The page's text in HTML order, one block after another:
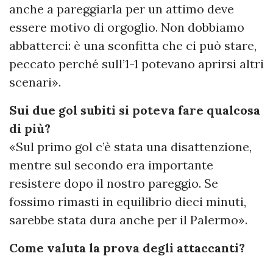
anche a pareggiarla per un attimo deve
essere motivo di orgoglio. Non dobbiamo
abbatterci: è una sconfitta che ci può stare,
peccato perché sull’1-1 potevano aprirsi altri
scenari».
Sui due gol subiti si poteva fare qualcosa
di più?
«Sul primo gol c’è stata una disattenzione,
mentre sul secondo era importante
resistere dopo il nostro pareggio. Se
fossimo rimasti in equilibrio dieci minuti,
sarebbe stata dura anche per il Palermo».
Come valuta la prova degli attaccanti?